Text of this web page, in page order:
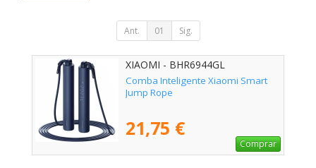
Ant. 01 Sig.
XIAOMI - BHR6944GL
Comba Inteligente Xiaomi Smart
Jump Rope
21,75 €
Comprar